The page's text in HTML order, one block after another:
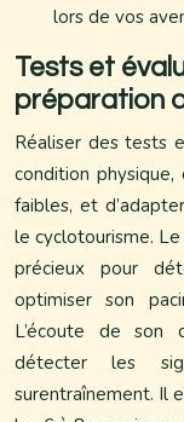
lors de vos
Tests et
préparation
Réaliser des tests
condition
faibles, et
le cyclotourisme.
précieux pour
optimiser son
L’écoute de son
détecter les
surentraînement. Il